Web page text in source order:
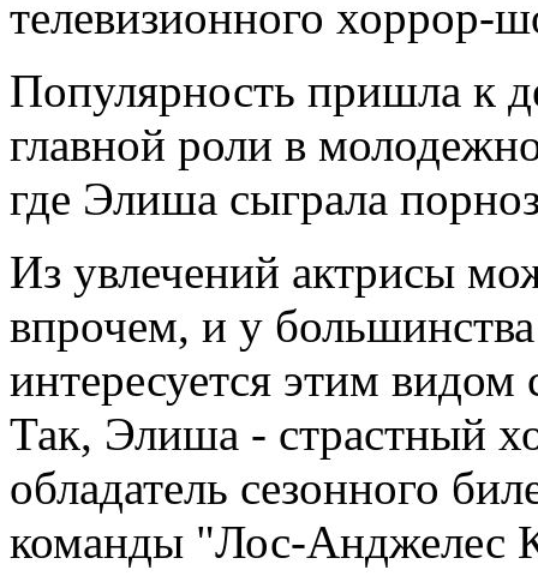
телевизионного
Популярность пришла к
главной роли в
где Элиша сыграла
Из увлечений актрисы
впрочем, и у
интересуется этим видом
Так, Элиша - страстный
обладатель сезонного
команды "Лос-Анджелес